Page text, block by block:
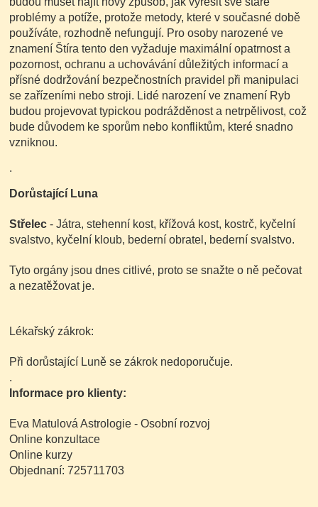
problémy a potíže, protože metody, které v současné době
používáte, rozhodně nefungují. Pro osoby narozené ve
znamení Štíra tento den vyžaduje maximální opatrnost a
pozornost, ochranu a uchovávání důležitých informací a
přísné dodržování bezpečnostních pravidel při manipulaci
se zařízeními nebo stroji. Lidé narození ve znamení Ryb
budou projevovat typickou podrážděnost a netrpělivost, což
bude důvodem ke sporům nebo konfliktům, které snadno
vzniknou.
.
Dorůstající Luna
Střelec - Játra, stehenní kost, křížová kost, kostrč, kyčelní
svalstvo, kyčelní kloub, bederní obratel, bederní svalstvo.
Tyto orgány jsou dnes citlivé, proto se snažte o ně pečovat
a nezatěžovat je.
Lékařský zákrok:
Při dorůstající Luně se zákrok nedoporučuje.
.
Informace pro klienty:
Eva Matulová Astrologie - Osobní rozvoj
Online konzultace
Online kurzy
Objednaní: 725711703